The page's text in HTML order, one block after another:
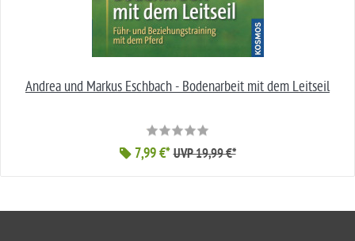
Andrea und Markus Eschbach - Bodenarbeit mit dem Leitseil
7,99 €* UVP 19,99 €*